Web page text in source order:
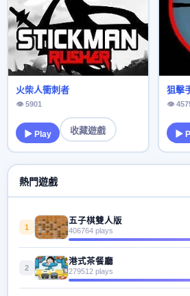
火柴人衝刺者
👁 5901
▶ Play 收藏遊戲
狙擊
👁
▶
熱門遊戲
1
五子棋雙人版
406764 plays
2
港式茶餐廳
279512 plays